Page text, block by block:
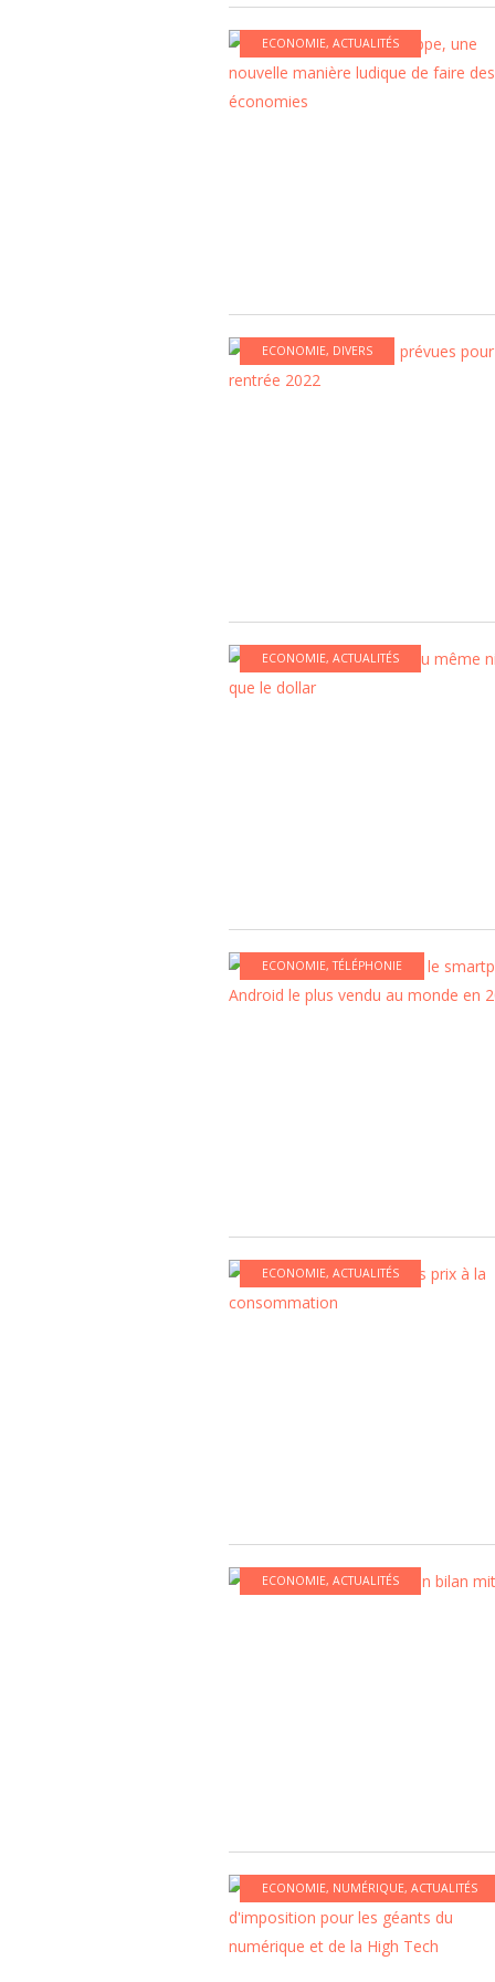
ECONOMIE, ACTUALITÉS
ECONOMIE, DIVERS
ECONOMIE, ACTUALITÉS
ECONOMIE,TÉLÉPHONIE
ECONOMIE, ACTUALITÉS
ECONOMIE, ACTUALITÉS
ECONOMIE, NUMÉRIQUE, ACTUALITÉS